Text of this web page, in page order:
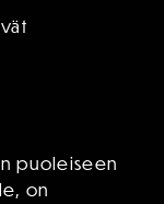
puoleiseen
on